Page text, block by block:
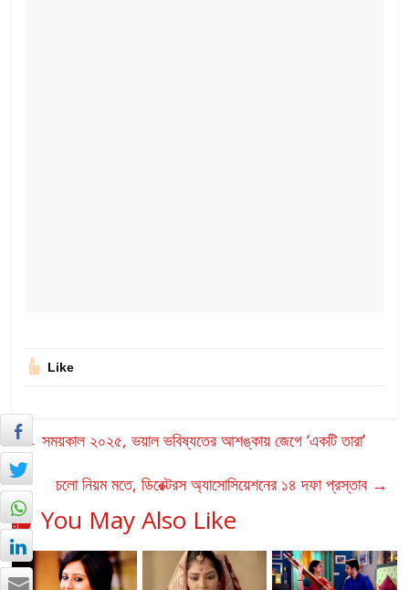
Like
← সময়কাল ২০২৫, ভয়াল ভবিষ্যতের আশঙ্কায় জেগে ‘একটি তারা’
চলো নিয়ম মতে, ডিরেক্টরস অ্যাসোসিয়েশনের ১৪ দফা প্রস্তাব →
You May Also Like